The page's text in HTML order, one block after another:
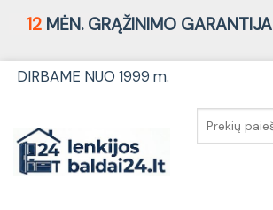
12MĖN. GRĄŽINIMO GARANTIJA
SkipDIRBAME NUO 1999 m.